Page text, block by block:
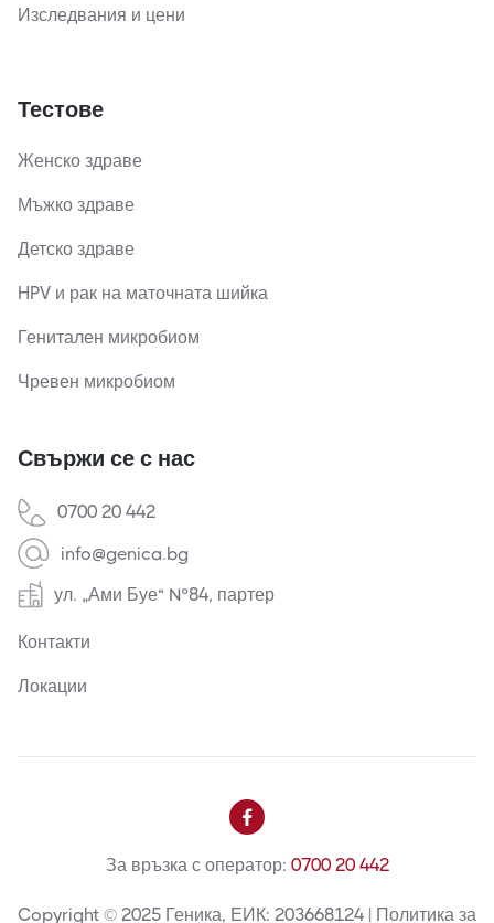
Изследвания и цени
Тестове
Женско здраве
Мъжко здраве
Детско здраве
HPV и рак на маточната шийка
Генитален микробиом
Чревен микробиом
Свържи се с нас
0700 20 442
info@genica.bg
ул. „Ами Буе“ №84, партер
Контакти
Локации
Copyright © 2025 Геника, ЕИК: 203668124 | Политика за
За връзка с оператор: 0700 20 442
